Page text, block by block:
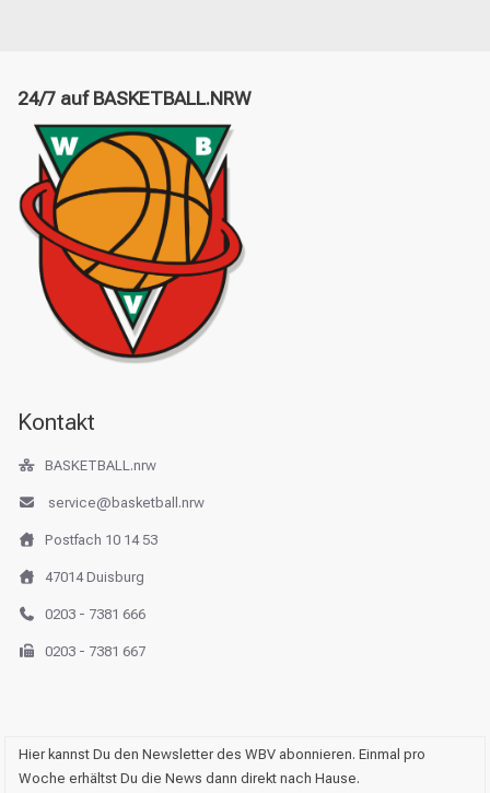
24/7 auf BASKETBALL.NRW
Kontakt
BASKETBALL.nrw
service@basketball.nrw
Postfach 10 14 53
47014 Duisburg
0203 - 7381 666
0203 - 7381 667
Hier kannst Du den Newsletter des WBV abonnieren. Einmal pro
Woche erhältst Du die News dann direkt nach Hause.